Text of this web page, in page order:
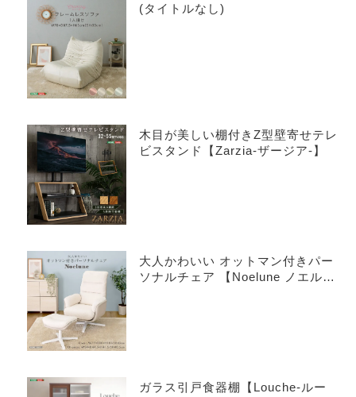
(タイトルなし)
木目が美しい棚付きZ型壁寄せテレ
ビスタンド【Zarzia-ザージア-】
大人かわいい オットマン付きパー
ソナルチェア 【Noelune ノエル
ガラス引戸食器棚【Louche-ルー